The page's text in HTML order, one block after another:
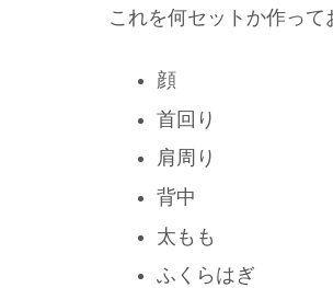
これを何セットか作って
顔
首回り
肩周り
背中
太もも
ふくらはぎ